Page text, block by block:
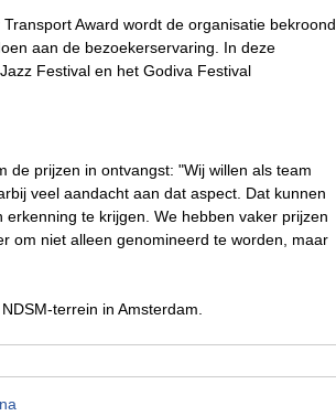
Award wordt de organisatie bekroond
aan de bezoekerservaring. In deze
Festival en het Godiva Festival
de prijzen in ontvangst: "Wij willen als team
veel aandacht aan dat aspect. Dat kunnen
te krijgen. We hebben vaker prijzen
om niet alleen genomineerd te worden, maar
terrein in Amsterdam.